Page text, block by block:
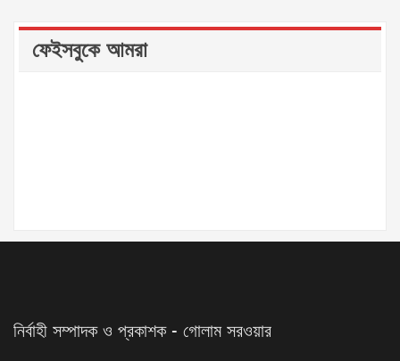
ফেইসবুকে আমরা
নির্বাহী সম্পাদক ও প্রকাশক - গোলাম সরওয়ার